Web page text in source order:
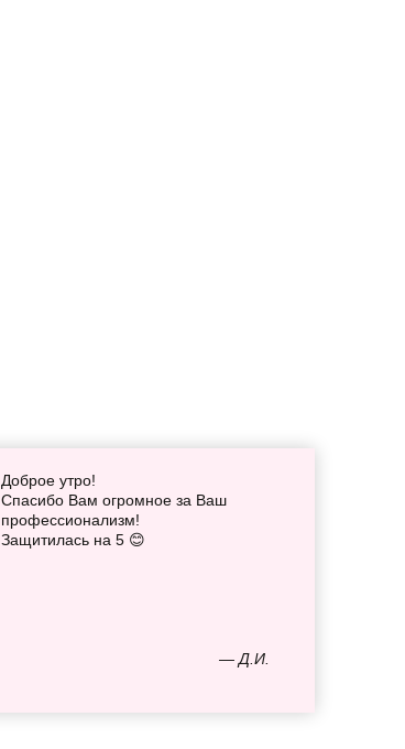
— Д.И.
Доброе утро!
Спасибо Вам огромное за Ваш
профессионализм!
Защитилась на 5 😊